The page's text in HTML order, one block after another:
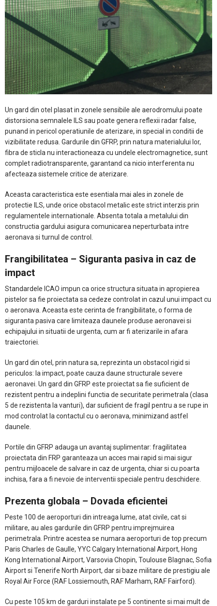
Un gard din otel plasat in zonele sensibile ale aerodromului poate
distorsiona semnalele ILS sau poate genera reflexii radar false,
punand in pericol operatiunile de aterizare, in special in conditii de
vizibilitate redusa. Gardurile din GFRP, prin natura materialului lor,
fibra de sticla nu interactioneaza cu undele electromagnetice, sunt
complet radiotransparente, garantand ca nicio interferenta nu
afecteaza sistemele critice de aterizare.
Aceasta caracteristica este esentiala mai ales in zonele de
protectie ILS, unde orice obstacol metalic este strict interzis prin
regulamentele internationale. Absenta totala a metalului din
constructia gardului asigura comunicarea neperturbata intre
aeronava si turnul de control.
Frangibilitatea – Siguranta pasiva in caz de
impact
Standardele ICAO impun ca orice structura situata in apropierea
pistelor sa fie proiectata sa cedeze controlat in cazul unui impact cu
o aeronava. Aceasta este cerinta de frangibilitate, o forma de
siguranta pasiva care limiteaza daunele produse aeronavei si
echipajului in situatii de urgenta, cum ar fi aterizarile in afara
traiectoriei.
Un gard din otel, prin natura sa, reprezinta un obstacol rigid si
periculos: la impact, poate cauza daune structurale severe
aeronavei. Un gard din GFRP este proiectat sa fie suficient de
rezistent pentru a indeplini functia de securitate perimetrala (clasa
5 de rezistenta la vanturi), dar suficient de fragil pentru a se rupe in
mod controlat la contactul cu o aeronava, minimizand astfel
daunele.
Portile din GFRP adauga un avantaj suplimentar: fragilitatea
proiectata din FRP garanteaza un acces mai rapid si mai sigur
pentru mijloacele de salvare in caz de urgenta, chiar si cu poarta
inchisa, fara a fi nevoie de interventii speciale pentru deschidere.
Prezenta globala – Dovada eficientei
Peste 100 de aeroporturi din intreaga lume, atat civile, cat si
militare, au ales gardurile din GFRP pentru imprejmuirea
perimetrala. Printre acestea se numara aeroporturi de top precum
Paris Charles de Gaulle, YYC Calgary International Airport, Hong
Kong International Airport, Varsovia Chopin, Toulouse Blagnac, Sofia
Airport si Tenerife North Airport, dar si baze militare de prestigiu ale
Royal Air Force (RAF Lossiemouth, RAF Marham, RAF Fairford).
Cu peste 105 km de garduri instalate pe 5 continente si mai mult de